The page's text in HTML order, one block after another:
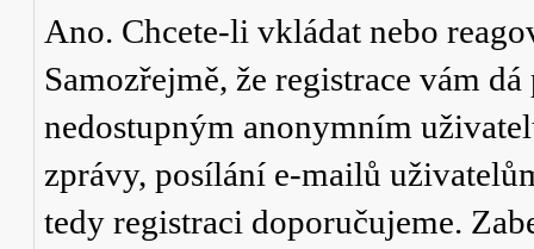
Ano. Chcete-li vkládat nebo
Samozřejmě, že registrace vám
nedostupným anonymním
zprávy, posílání e-mailů
tedy registraci doporučujeme.